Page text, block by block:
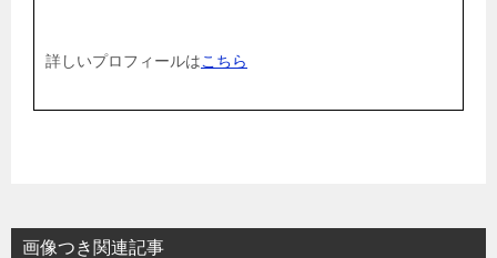
詳しいプロフィールはこちら
画像つき関連記事